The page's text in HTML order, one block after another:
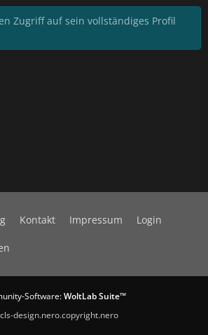
Zugriff auf sein vollständiges Profil
Kontakt Impressum Login
Software:WoltLab Suite™
design.nero.copyright.nero